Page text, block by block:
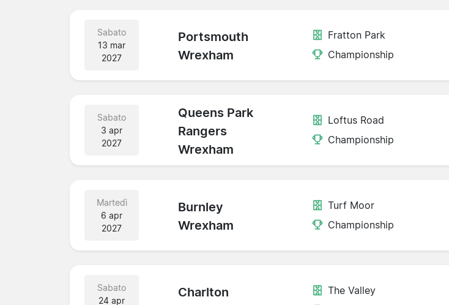
Sabato
13 mar
2027
Portsmouth
Wrexham
Fratton Park
Championship
Sabato
3 apr
2027
Queens Park
Rangers
Wrexham
Loftus Road
Championship
Martedì
6 apr
2027
Burnley
Wrexham
Turf Moor
Championship
Sabato
24 apr
Charlton
The Valley